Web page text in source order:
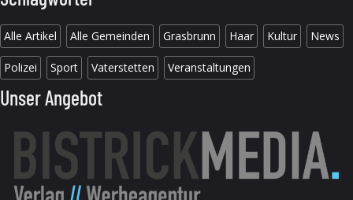
Alle Artikel Alle Gemeinden Grasbrunn Haar Kultur News
Polizei Sport Vaterstetten Veranstaltungen
Unser Angebot